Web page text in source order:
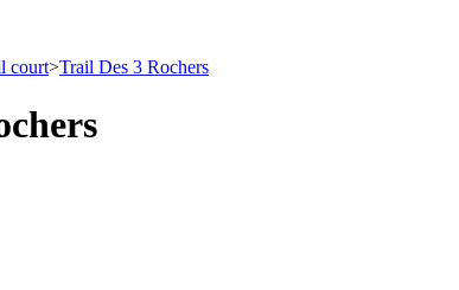
court>Trail Des 3 Rochers